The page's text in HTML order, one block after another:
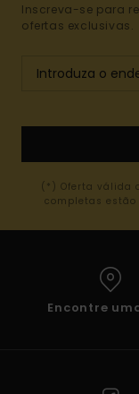
Inscreva-se para
ofertas exclusivas.
(*) Oferta válida
completas
Encontre